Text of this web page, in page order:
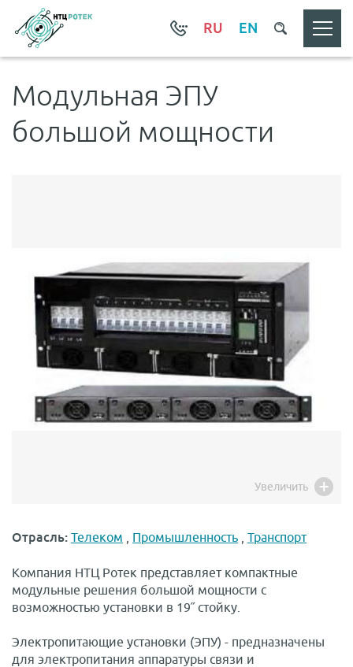
RU EN
Модульная ЭПУ
большой мощности
Увеличить
Отрасль: Телеком Промышленность Транспорт
Компания НТЦ Ротек представляет компактные
модульные решения большой мощности с
возможностью установки в 19˝ стойку.
Электропитающие установки (ЭПУ) - предназначены
для электропитания аппаратуры связи и